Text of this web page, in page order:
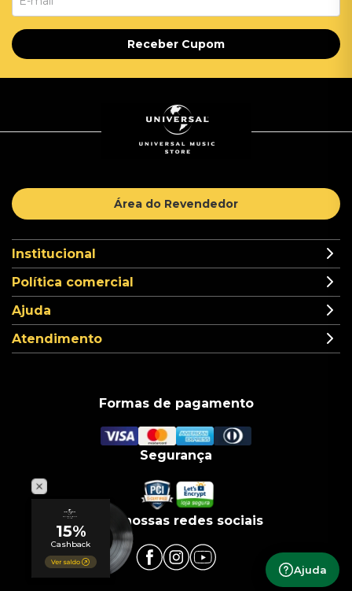
Ajuda
Receber Cupom
Área do Revendedor
Institucional
Política comercial
Ajuda
Atendimento
Formas de pagamento
Segurança
Siga nossas redes sociais